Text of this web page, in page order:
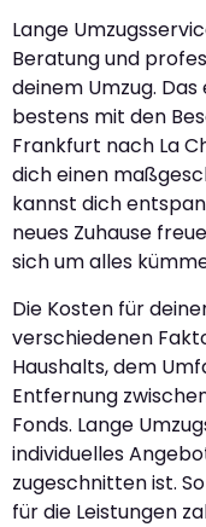
Lange
Beratung und
deinem Umzug.
bestens mit den
Frankfurt nach La
dich einen
kannst dich
neues Zuhause
sich um alles
Die Kosten für
verschiedenen
Haushalts, dem
Entfernung
Fonds. Lange
individuelles
zugeschnitten ist.
für die Leistungen